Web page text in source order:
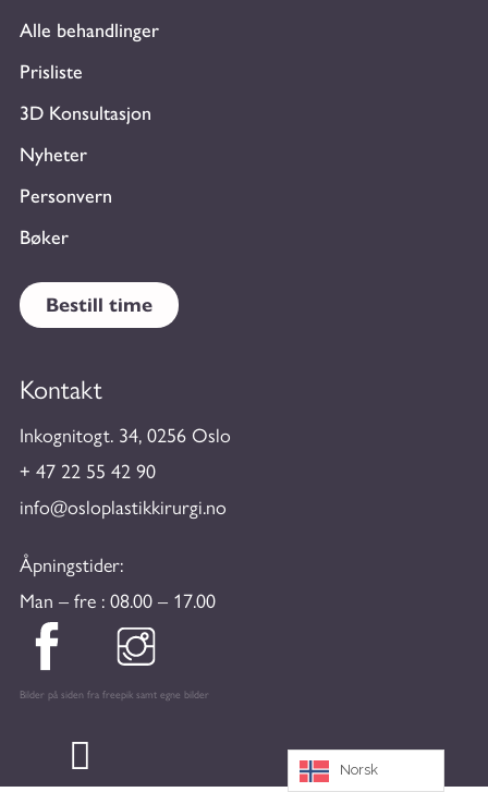
Alle behandlinger
Prisliste
3D Konsultasjon
Nyheter
Personvern
Bøker
Bestill time
Kontakt
Inkognitogt. 34, 0256 Oslo
+ 47 22 55 42 90
info@osloplastikkirurgi.no
Åpningstider:
Man – fre : 08.00 – 17.00
Bilder på siden fra freepik samt egne bilder
Norsk